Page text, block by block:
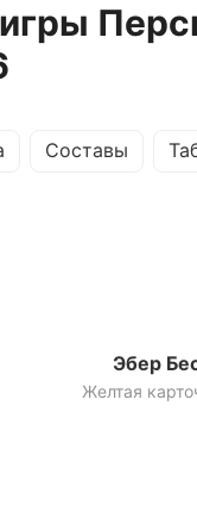
Составы
Эбер
Желтая